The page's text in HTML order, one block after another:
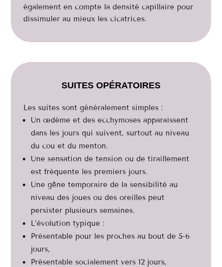
également en compte la densité capillaire pour
dissimuler au mieux les cicatrices.
SUITES OPÉRATOIRES
Les suites sont généralement simples :
Un œdème et des ecchymoses apparaissent
dans les jours qui suivent, surtout au niveau
du cou et du menton.
Une sensation de tension ou de tiraillement
est fréquente les premiers jours.
Une gêne temporaire de la sensibilité au
niveau des joues ou des oreilles peut
persister plusieurs semaines.
L’évolution typique :
Présentable pour les proches au bout de 5-6
jours,
Présentable socialement vers 12 jours,